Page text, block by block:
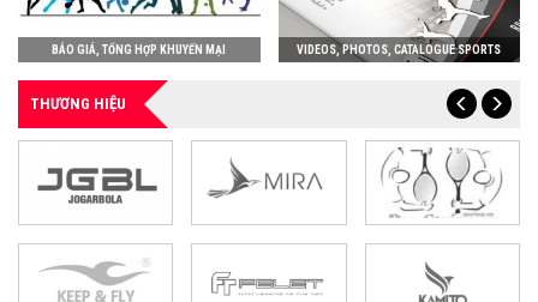
BÁO GIÁ, TỔNG HỢP KHUYẾN MẠI VIDEOS, PHOTOS, CATALOGUE SPORTS
THƯƠNG HIỆU